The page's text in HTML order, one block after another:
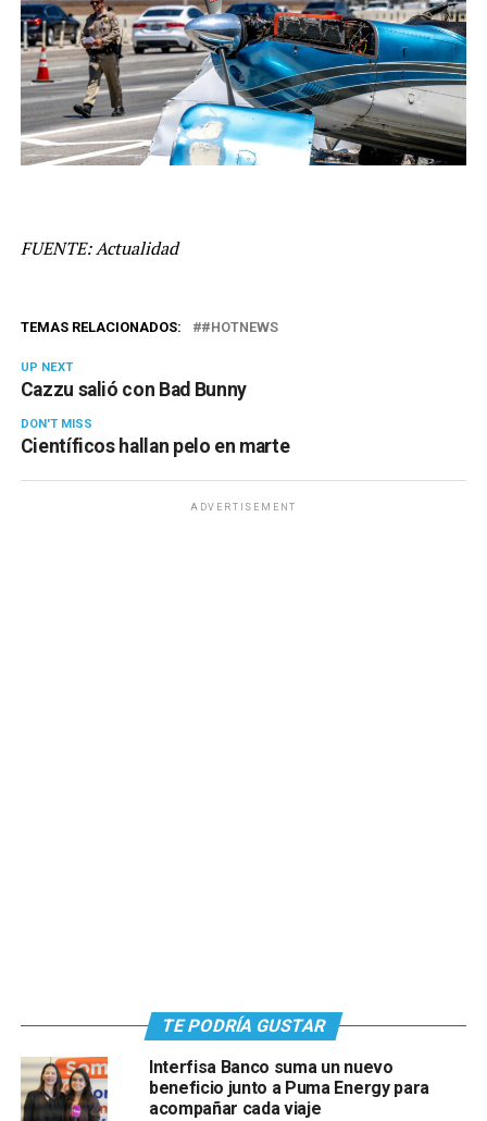
FUENTE: Actualidad
TEMAS RELACIONADOS: #HOTNEWS
UP NEXT
Cazzu salió con Bad Bunny
DON'T MISS
Científicos hallan pelo en marte
ADVERTISEMENT
TE PODRÍA GUSTAR
Interfisa Banco suma un nuevo
beneficio junto a Puma Energy para
acompañar cada viaje